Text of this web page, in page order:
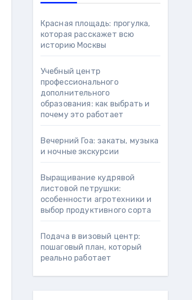
Красная площадь: прогулка,
которая расскажет всю
историю Москвы
Учебный центр
профессионального
дополнительного
образования: как выбрать и
почему это работает
Вечерний Гоа: закаты, музыка
и ночные экскурсии
Выращивание кудрявой
листовой петрушки:
особенности агротехники и
выбор продуктивного сорта
Подача в визовый центр:
пошаговый план, который
реально работает